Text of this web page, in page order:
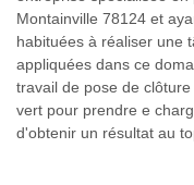
Montainville 78124 et
habituées à réaliser une
appliquées dans ce
travail de pose de
vert pour prendre e
d'obtenir un résultat au